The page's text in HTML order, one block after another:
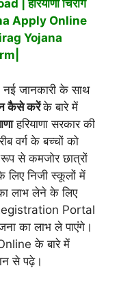
हरियाणा चिराग
Apply Online
Yojana
जानकारी के साथ
कैसे करेंके बारे में
हरियाणा सरकार की
वर्ग के बच्चों को
से कमजोर छात्रों
निजी स्कूलों में
का लाभ लेने के लिए
Portal
का लाभ ले पाएंगे।
के बारे में
से पढ़े।